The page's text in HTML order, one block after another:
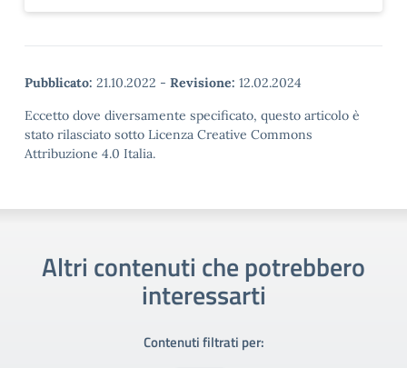
Pubblicato: 21.10.2022 - Revisione: 12.02.2024
Eccetto dove diversamente specificato, questo articolo è
stato rilasciato sotto Licenza Creative Commons
Attribuzione 4.0 Italia.
Altri contenuti che potrebbero
interessarti
Contenuti filtrati per: